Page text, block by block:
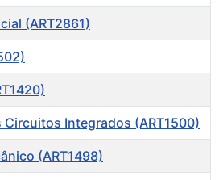
(ART2861)
Circuitos Integrados (ART1500)
(ART1498)